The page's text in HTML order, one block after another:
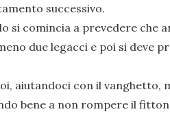
successivo.
si comincia a prevedere che
due legacci e poi si deve
aiutandoci con il vanghetto,
bene a non rompere il